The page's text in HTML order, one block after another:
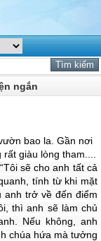
ngắn
bao la. Gần nơi
giàu lòng tham....
sẽ cho anh tất cả
tính từ khi mặt
anh trở về đến điểm
thì anh sẽ làm chủ
Nếu không, anh
chúa hứa mà tưởng